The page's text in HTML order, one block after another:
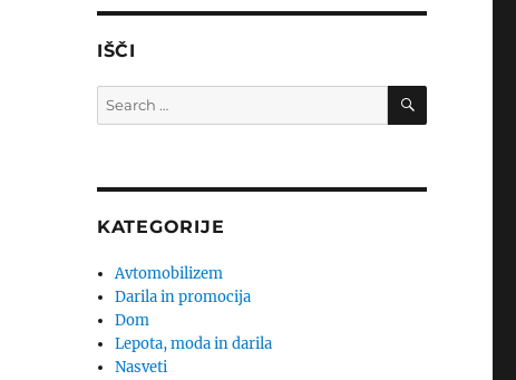
IŠČI
Search
for:
SEARCH
KATEGORIJE
Avtomobilizem
Darila in promocija
Dom
Lepota, moda in darila
Nasveti